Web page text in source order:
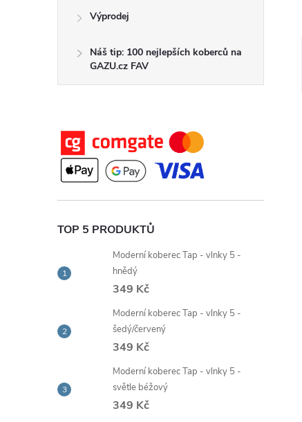
í
p
a
n
e
l
Výprodej
Náš tip: 100 nejlepších koberců na
GAZU.cz FAV
TOP 5 PRODUKTŮ
Moderní koberec Tap - vlnky 5 -
hnědý
349 Kč
Moderní koberec Tap - vlnky 5 -
šedý/červený
349 Kč
Moderní koberec Tap - vlnky 5 -
světle béžový
349 Kč